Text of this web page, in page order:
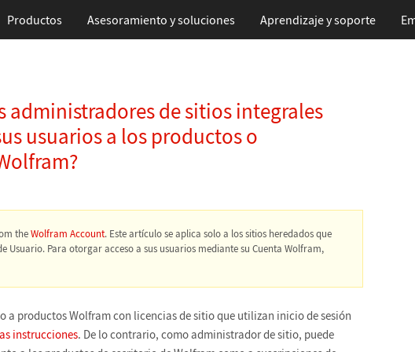
Productos Asesoramiento y soluciones Aprendizajey soporte
administradores de sitios integrales
usuarios a los productos o
theWolfram Account. Este artículo se aplica solo a los sitios heredados que
Usuario. Para otorgar acceso a sus usuarios mediante su Cuenta Wolfram,
a productos Wolfram con licencias de sitio que utilizan inicio de sesión
instrucciones. De lo contrario, como administrador de sitio, puede